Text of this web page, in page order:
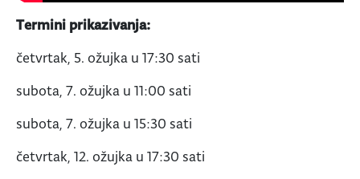
Termini prikazivanja:
četvrtak, 5. ožujka u 17:30 sati
subota, 7. ožujka u 11:00 sati
subota, 7. ožujka u 15:30 sati
četvrtak, 12. ožujka u 17:30 sati